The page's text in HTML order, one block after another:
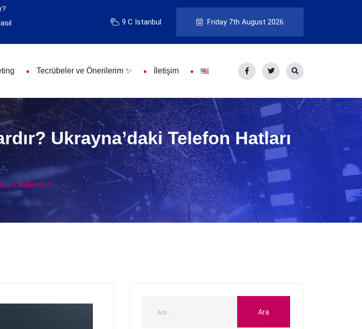
9 C Istanbul Friday 7th August 2026
Tecrübeler ve Önerilerim ✨ İletişim
Ukrayna’daki Telefon Hatları
Nelerdir?